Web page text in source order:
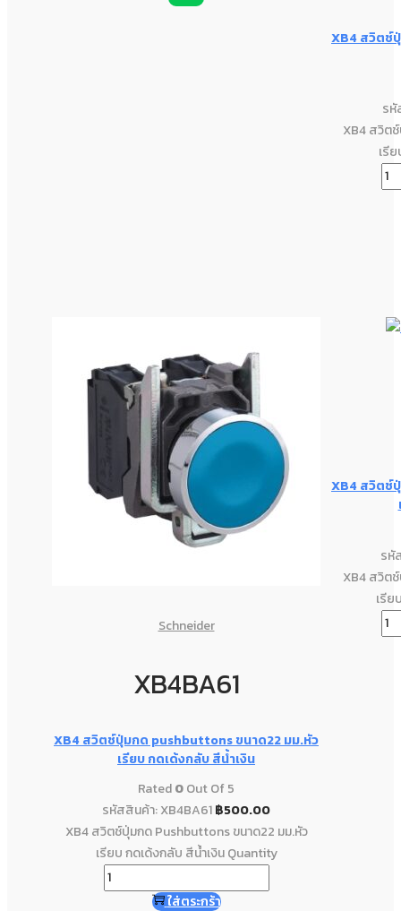
XB4 สวิตช์
รหั
XB4 สวิต
เรี
Schneider
XB4BA61
XB4 สวิตช์ปุ่มกด pushbuttons ขนาด22 มม.หัว
เรียบ กดเด้งกลับ สีน้ำเงิน
Rated0Out Of 5
รหัสสินค้า: XB4BA61฿500.00
XB4 สวิตช์ปุ่มกด Pushbuttons ขนาด22 มม.หัว
เรียบ กดเด้งกลับ สีน้ำเงิน Quantity
ใส่ตระกร้า
XB4 สวิตช์
รหั
XB4 สวิต
เรี